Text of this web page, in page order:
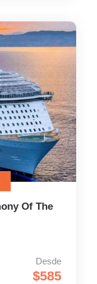
Of The
Desde
$585